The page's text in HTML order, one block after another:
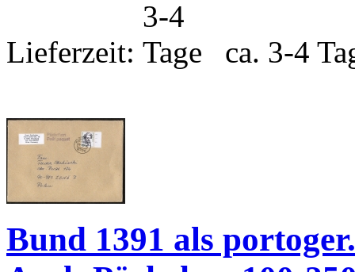
Lieferzeit: ca. 3-4
Bund 1391 als